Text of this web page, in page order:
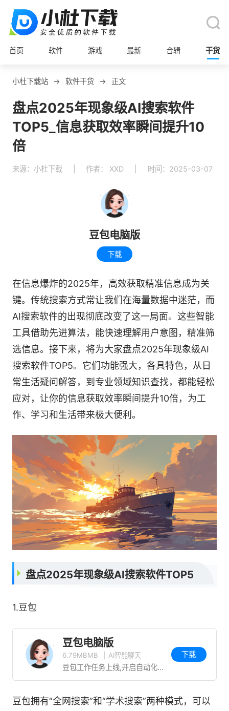
首页 软件 游戏 最新 合辑 干货
小杜下载站 → 软件干货 → 正文
盘点2025年现象级AI搜索软件
TOP5_信息获取效率瞬间提升10
倍
来源：小杜下载 作者： XXD 时间：2025-03-07
豆包电脑版
下载
在信息爆炸的2025年，高效获取精准信息成为关
键。传统搜索方式常让我们在海量数据中迷茫，而
AI搜索软件的出现彻底改变了这一局面。这些智能
工具借助先进算法，能快速理解用户意图，精准筛
选信息。接下来，将为大家盘点2025年现象级AI
搜索软件TOP5。它们功能强大，各具特色，从日
常生活疑问解答，到专业领域知识查找，都能轻松
应对，让你的信息获取效率瞬间提升10倍，为工
作、学习和生活带来极大便利。
盘点2025年现象级AI搜索软件TOP5
1.豆包
豆包电脑版
6.79MBMB AI智能聊天
豆包工作任务上线,开启自动化高效办公
下载
豆包拥有“全网搜索”和“学术搜索”两种模式，可以